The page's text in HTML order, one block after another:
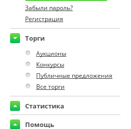
Забыли пароль?
Регистрация
Торги
Аукционы
Конкурсы
Публичные предложения
Все торги
Статистика
Помощь